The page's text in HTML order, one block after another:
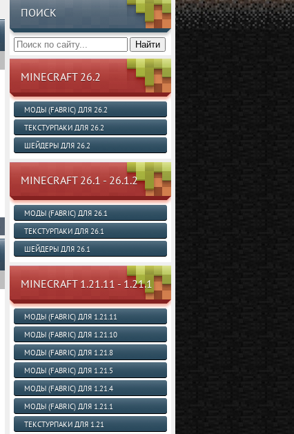
ПОИСК
Найти
MINECRAFT 26.2
МОДЫ (FABRIC) ДЛЯ 26.2
ТЕКСТУРПАКИ ДЛЯ 26.2
ШЕЙДЕРЫ ДЛЯ 26.2
MINECRAFT 26.1 - 26.1.2
МОДЫ (FABRIC) ДЛЯ 26.1
ТЕКСТУРПАКИ ДЛЯ 26.1
ШЕЙДЕРЫ ДЛЯ 26.1
MINECRAFT 1.21.11 - 1.21.1
МОДЫ (FABRIC) ДЛЯ 1.21.11
МОДЫ (FABRIC) ДЛЯ 1.21.10
МОДЫ (FABRIC) ДЛЯ 1.21.8
МОДЫ (FABRIC) ДЛЯ 1.21.5
МОДЫ (FABRIC) ДЛЯ 1.21.4
МОДЫ (FABRIC) ДЛЯ 1.21.1
ТЕКСТУРПАКИ ДЛЯ 1.21